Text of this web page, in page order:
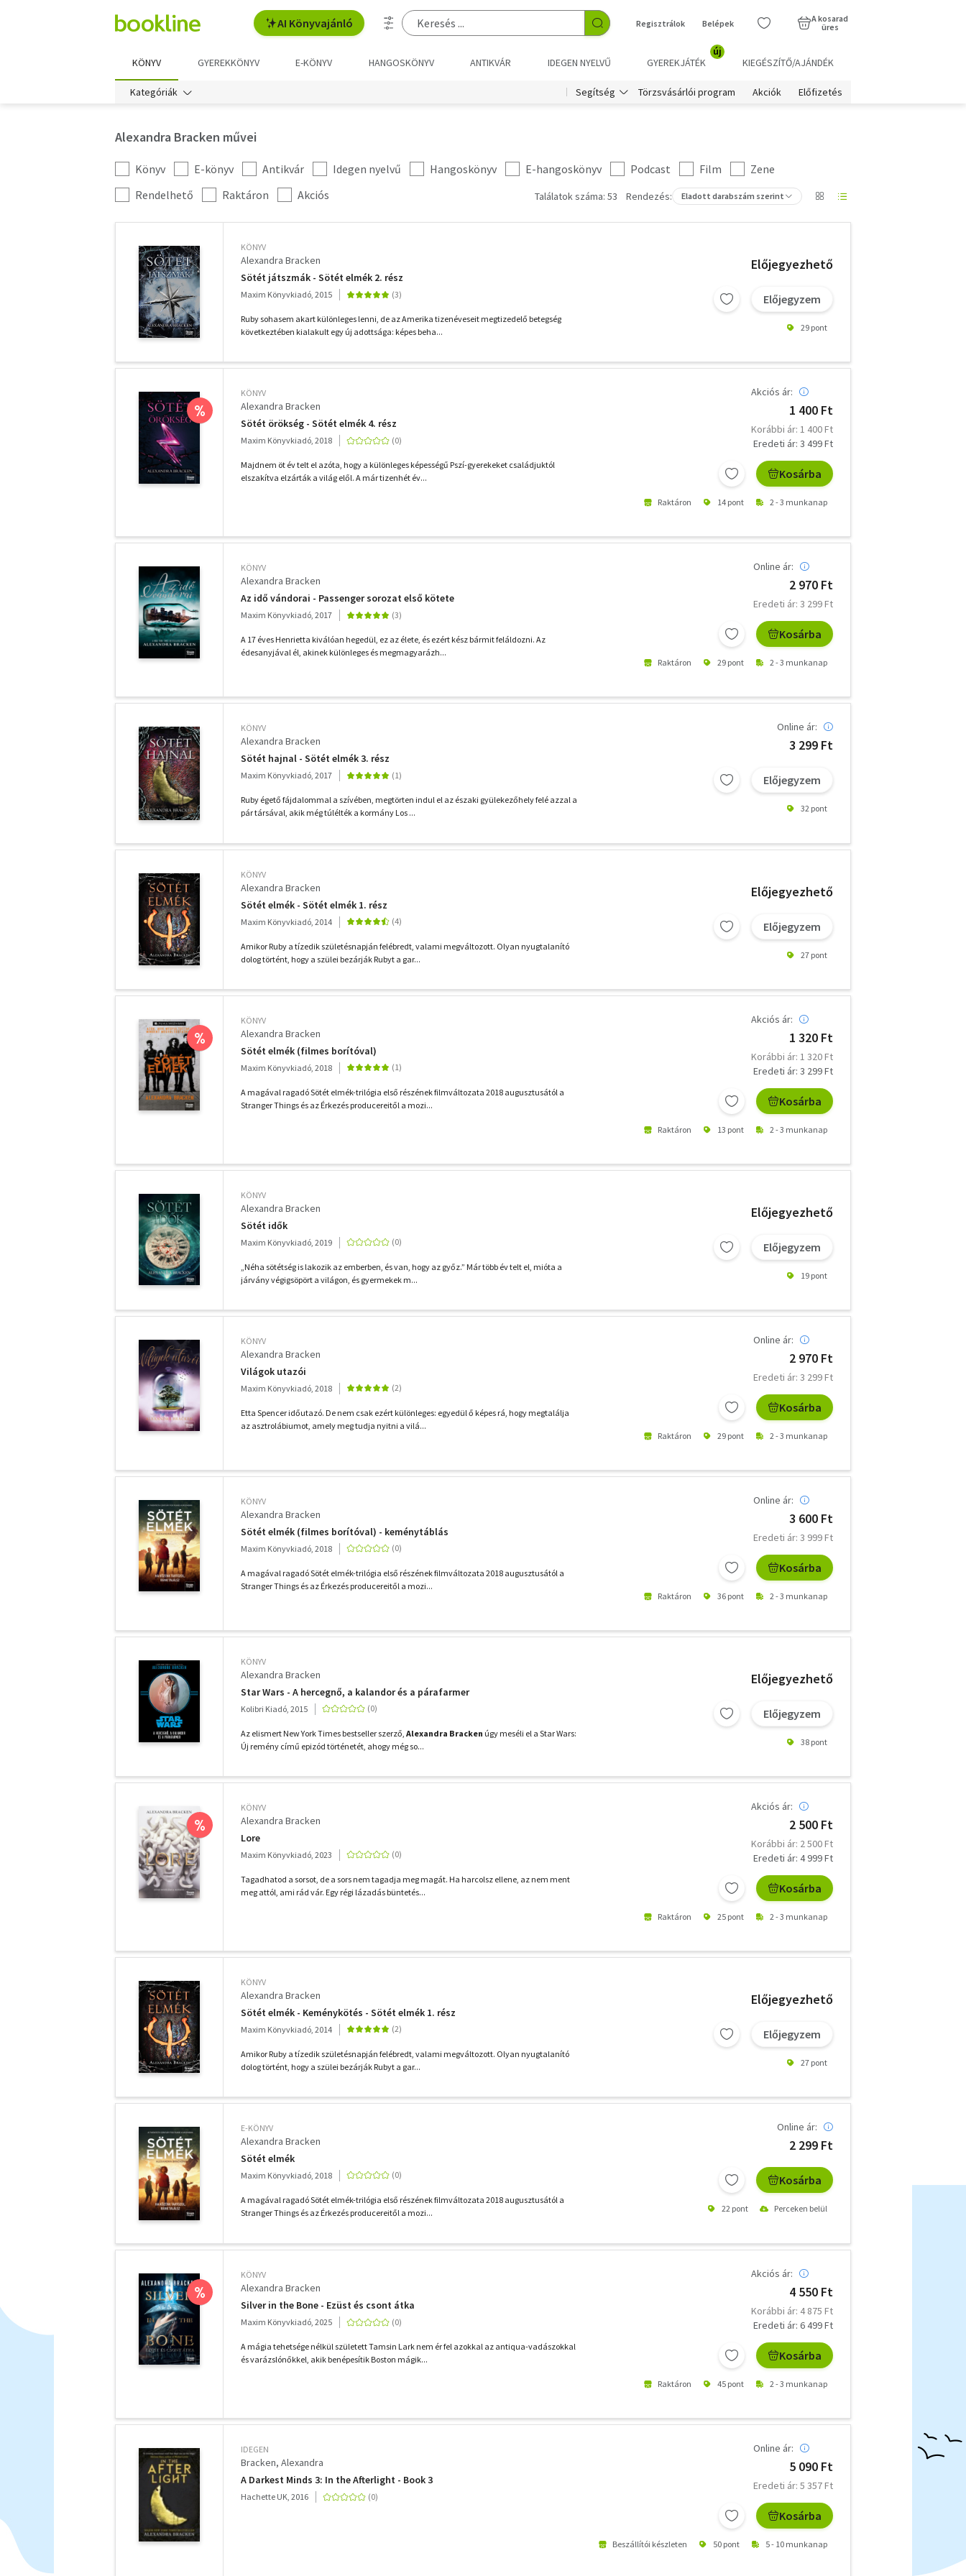
AI Könyvajánló Regisztrálok Belépek
A kosarad
üres
KÖNYV GYEREKKÖNYV E-KÖNYV HANGOSKÖNYV ANTIKVÁR IDEGEN NYELVŰ GYEREKJÁTÉK
új
KIEGÉSZÍTŐ/AJÁNDÉK
Kategóriák Segítség Törzsvásárlói program Akciók Előfizetés
Alexandra Bracken művei
Kategória
szűrés
Könyv E-könyv Antikvár Idegen nyelvű Hangoskönyv E-hangoskönyv Podcast Film
Zene
További
szűrők
Rendelhető Raktáron Akciós Találatok száma: 53 Rendezés: Eladott darabszám szerint
KÖNYV
Alexandra Bracken
Sötét játszmák - Sötét elmék 2. rész
Maxim Könyvkiadó, 2015
Ruby sohasem akart különleges lenni, de az Amerika tizenéveseit megtizedelő betegség
következtében kialakult egy új adottsága: képes beha...
Előjegyezhető
Előjegyzem
29 pont
%
KÖNYV
Alexandra Bracken
Sötét örökség - Sötét elmék 4. rész
Maxim Könyvkiadó, 2018
Majdnem öt év telt el azóta, hogy a különleges képességű Pszí-gyerekeket családjuktól
elszakítva elzárták a világ elől. A már tizenhét év...
Akciós ár:
1 400 Ft
Korábbi ár: 1 400 Ft
Eredeti ár: 3 499 Ft
Kosárba
Raktáron 14 pont 2 - 3 munkanap
KÖNYV
Alexandra Bracken
Az idő vándorai - Passenger sorozat első kötete
Maxim Könyvkiadó, 2017
A 17 éves Henrietta kiválóan hegedül, ez az élete, és ezért kész bármit feláldozni. Az
édesanyjával él, akinek különleges és megmagyarázh...
Online ár:
2 970 Ft
Eredeti ár: 3 299 Ft
Kosárba
Raktáron 29 pont 2 - 3 munkanap
KÖNYV
Alexandra Bracken
Sötét hajnal - Sötét elmék 3. rész
Maxim Könyvkiadó, 2017
Ruby égető fájdalommal a szívében, megtörten indul el az északi gyülekezőhely felé azzal a
pár társával, akik még túlélték a kormány Los ...
Online ár:
3 299 Ft
Előjegyzem
32 pont
KÖNYV
Alexandra Bracken
Sötét elmék - Sötét elmék 1. rész
Maxim Könyvkiadó, 2014
Amikor Ruby a tízedik születésnapján felébredt, valami megváltozott. Olyan nyugtalanító
dolog történt, hogy a szülei bezárják Rubyt a gar...
Előjegyezhető
Előjegyzem
27 pont
%
KÖNYV
Alexandra Bracken
Sötét elmék (filmes borítóval)
Maxim Könyvkiadó, 2018
A magával ragadó Sötét elmék-trilógia első részének filmváltozata 2018 augusztusától a
Stranger Things és az Érkezés producereitől a mozi...
Akciós ár:
1 320 Ft
Korábbi ár: 1 320 Ft
Eredeti ár: 3 299 Ft
Kosárba
Raktáron 13 pont 2 - 3 munkanap
KÖNYV
Alexandra Bracken
Sötét idők
Maxim Könyvkiadó, 2019
„Néha sötétség is lakozik az emberben, és van, hogy az győz.” Már több év telt el, mióta a
járvány végigsöpört a világon, és gyermekek m...
Előjegyezhető
Előjegyzem
19 pont
KÖNYV
Alexandra Bracken
Világok utazói
Maxim Könyvkiadó, 2018
Etta Spencer időutazó. De nem csak ezért különleges: egyedül ő képes rá, hogy megtalálja
az asztrolábiumot, amely meg tudja nyitni a vilá...
Online ár:
2 970 Ft
Eredeti ár: 3 299 Ft
Kosárba
Raktáron 29 pont 2 - 3 munkanap
KÖNYV
Alexandra Bracken
Sötét elmék (filmes borítóval) - keménytáblás
Maxim Könyvkiadó, 2018
A magával ragadó Sötét elmék-trilógia első részének filmváltozata 2018 augusztusától a
Stranger Things és az Érkezés producereitől a mozi...
Online ár:
3 600 Ft
Eredeti ár: 3 999 Ft
Kosárba
Raktáron 36 pont 2 - 3 munkanap
KÖNYV
Alexandra Bracken
Star Wars - A hercegnő, a kalandor és a párafarmer
Kolibri Kiadó, 2015
Az elismert New York Times bestseller szerző, Alexandra Bracken úgy meséli el a Star Wars:
Új remény című epizód történetét, ahogy még so...
Előjegyezhető
Előjegyzem
38 pont
%
KÖNYV
Alexandra Bracken
Lore
Maxim Könyvkiadó, 2023
Tagadhatod a sorsot, de a sors nem tagadja meg magát. Ha harcolsz ellene, az nem ment
meg attól, ami rád vár. Egy régi lázadás büntetés...
Akciós ár:
2 500 Ft
Korábbi ár: 2 500 Ft
Eredeti ár: 4 999 Ft
Kosárba
Raktáron 25 pont 2 - 3 munkanap
KÖNYV
Alexandra Bracken
Sötét elmék - Keménykötés - Sötét elmék 1. rész
Maxim Könyvkiadó, 2014
Amikor Ruby a tízedik születésnapján felébredt, valami megváltozott. Olyan nyugtalanító
dolog történt, hogy a szülei bezárják Rubyt a gar...
Előjegyezhető
Előjegyzem
27 pont
E-KÖNYV
Alexandra Bracken
Sötét elmék
Maxim Könyvkiadó, 2018
A magával ragadó Sötét elmék-trilógia első részének filmváltozata 2018 augusztusától a
Stranger Things és az Érkezés producereitől a mozi...
Online ár:
2 299 Ft
Kosárba
22 pont Perceken belül
%
KÖNYV
Alexandra Bracken
Silver in the Bone - Ezüst és csont átka
Maxim Könyvkiadó, 2025
A mágia tehetsége nélkül született Tamsin Lark nem ér fel azokkal az antiqua-vadászokkal
és varázslónőkkel, akik benépesítik Boston mágik...
Akciós ár:
4 550 Ft
Korábbi ár: 4 875 Ft
Eredeti ár: 6 499 Ft
Kosárba
Raktáron 45 pont 2 - 3 munkanap
IDEGEN
Bracken, Alexandra
A Darkest Minds 3: In the Afterlight - Book 3
Hachette UK, 2016
Online ár:
5 090 Ft
Eredeti ár: 5 357 Ft
Kosárba
Beszállítói készleten 50 pont 5 - 10 munkanap